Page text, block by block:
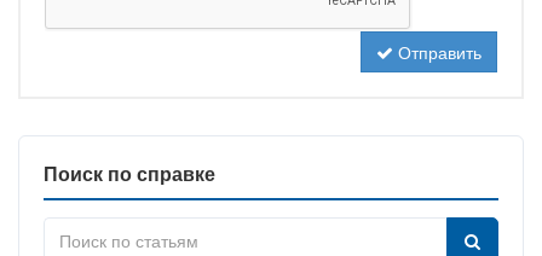
Отправить
Поиск по справке